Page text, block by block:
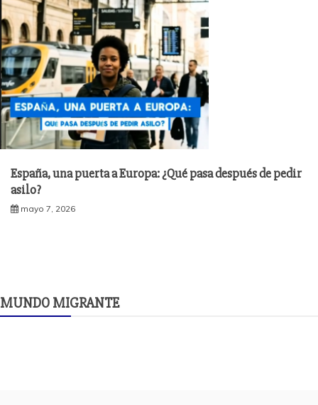
España, una puerta a Europa: ¿Qué pasa después de pedir
asilo?
mayo 7, 2026
MUNDO MIGRANTE